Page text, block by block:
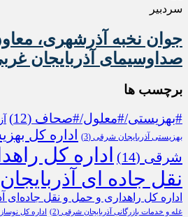
سردبیر
جوان نخبه آذرشهری،
صداوسیمای آذربایجان
برچسب ها
#بهزیستی/#معلول/#صحاف (12)
بهزیستی آذربایجان شرقی (3)
اداره کل
شرقی (14)
اداره کل
نقل جاده ای
اداره کل راهداری و حمل و نقل جاده‌ای
غله و خدمات بازرگانی آذربایجان شرقی (2)
اداره کل